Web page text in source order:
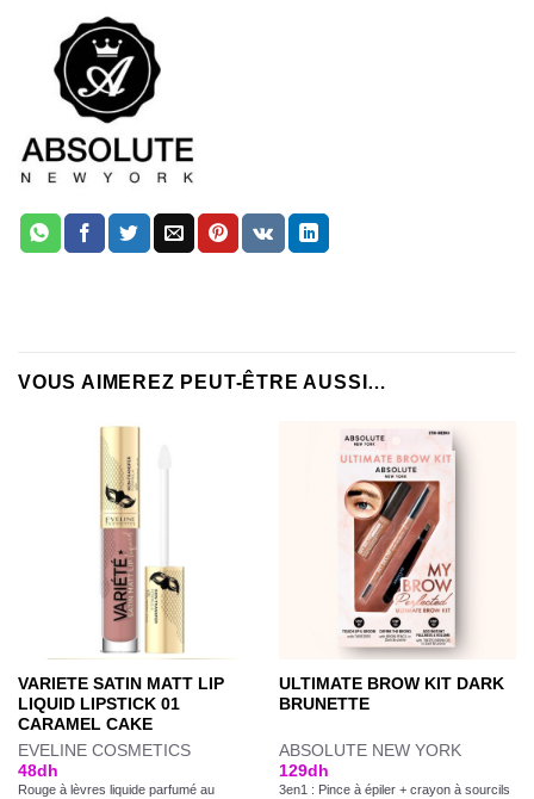
VOUS AIMEREZ PEUT-ÊTRE AUSSI…
VARIETE SATIN MATT LIP
LIQUID LIPSTICK 01
CARAMEL CAKE
EVELINE COSMETICS
48dh
Rouge à lèvres liquide parfumé au
ULTIMATE BROW KIT DARK
BRUNETTE
ABSOLUTE NEW YORK
129dh
3en1 : Pince à épiler + crayon à sourcils